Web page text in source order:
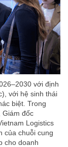
với định
với hệ sinh thái
biệt. Trong
Giám đốc
Logistics
của chuỗi cung
cho doanh